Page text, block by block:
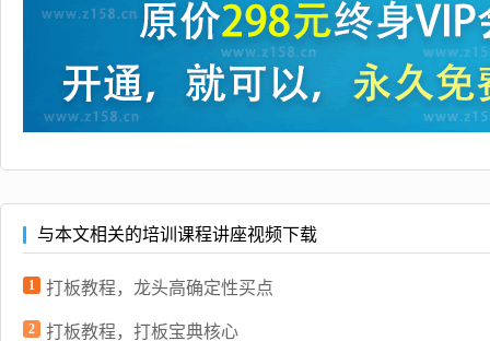
与本文相关的培训课程讲座视频下载
1 打板教程，龙头高确定性买点
2 打板教程，打板宝典核心